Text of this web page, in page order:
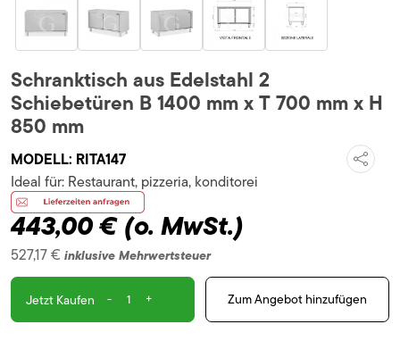
Schranktisch aus Edelstahl 2
Schiebetüren B 1400 mm x T 700 mm x H
850 mm
MODELL: RITA147
443,00 €(o. MwSt.)
527,17 € inklusive Mehrwertsteuer
Ideal für: Restaurant, pizzeria, konditorei
Jetzt Kaufen - + Zum Angebot hinzufügen